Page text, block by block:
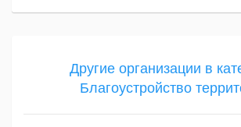
Другие организации в
Благоустройство